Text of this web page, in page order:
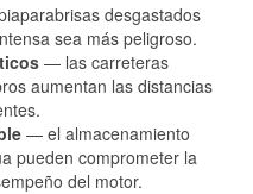
desgastados
sea más peligroso.
— las carreteras
aumentan las distancias
— el almacenamiento
pueden comprometer la
del motor.